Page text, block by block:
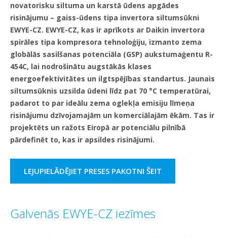
novatorisku siltuma un karstā ūdens apgādes
risinājumu – gaiss-ūdens tipa invertora siltumsūkni
EWYE-CZ. EWYE-CZ, kas ir aprīkots ar Daikin invertora
spirāles tipa kompresora tehnoloģiju, izmanto zema
globālās sasilšanas potenciāla (GSP) aukstumaģentu R-
454C, lai nodrošinātu augstākās klases
energoefektivitātes un ilgtspējības standartus. Jaunais
siltumsūknis uzsilda ūdeni līdz pat 70 °C temperatūrai,
padarot to par ideālu zema oglekļa emisiju līmeņa
risinājumu dzīvojamajām un komerciālajām ēkām. Tas ir
projektēts un ražots Eiropā ar potenciālu pilnībā
pārdefinēt to, kas ir apsildes risinājumi.
LEJUPIELĀDĒJIET PRESES PAKOTNI ŠEIT
Galvenās EWYE-CZ iezīmes